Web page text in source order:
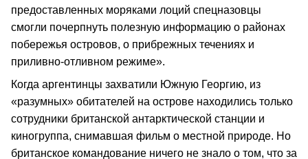
предоставленных моряками лоций спецназовцы
смогли почерпнуть полезную информацию о районах
побережья островов, о прибрежных течениях и
приливно-отливном режиме».
Когда аргентинцы захватили Южную Георгию, из
«разумных» обитателей на острове находились только
сотрудники британской антарктической станции и
киногруппа, снимавшая фильм о местной природе. Но
британское командование ничего не знало о том, что за